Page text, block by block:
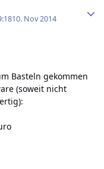
10. Nov 2014
Basteln gekommen
(soweit nicht